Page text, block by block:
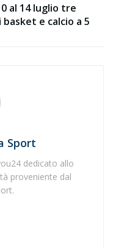
al 14 luglio tre
e calcio a 5
Sport
dedicato allo
proveniente dal